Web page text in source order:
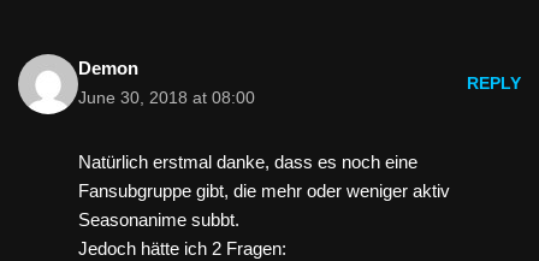
Demon
June 30, 2018 at 08:00
REPLY
Natürlich erstmal danke, dass es noch eine
Fansubgruppe gibt, die mehr oder weniger aktiv
Seasonanime subbt.
Jedoch hätte ich 2 Fragen: